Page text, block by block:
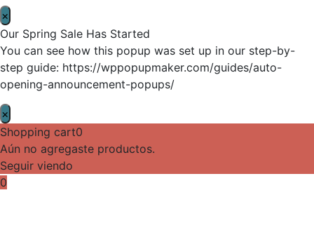
×
Our Spring Sale Has Started
You can see how this popup was set up in our step-by-
step guide: https://wppopupmaker.com/guides/auto-
opening-announcement-popups/
×
Shopping cart0
Aún no agregaste productos.
Seguir viendo
0